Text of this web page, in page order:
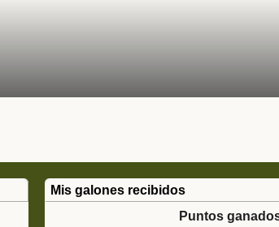
Mis galones recibidos
Puntos